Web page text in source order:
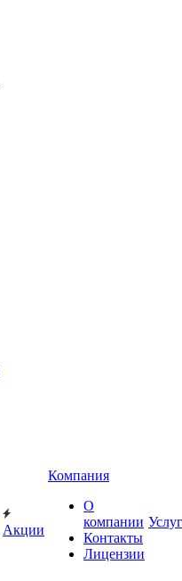
Акции
Компания
О
компании
Контакты
Лицензии